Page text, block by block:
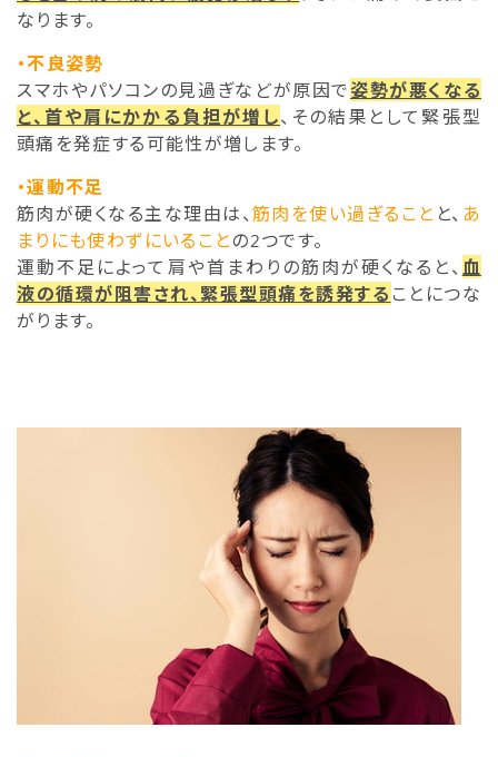
なります。
・不良姿勢
スマホやパソコンの見過ぎなどが原因で姿勢が悪くなる
と、首や肩にかかる負担が増し、その結果として緊張型
頭痛を発症する可能性が増します。
・運動不足
筋肉が硬くなる主な理由は、筋肉を使い過ぎること と、 あ
まりにも使わずにいることの2つです。
運動不足によって肩や首まわりの筋肉が硬くなると、 血
液の循環が阻害され、緊張型頭痛を誘発する ことにつな
がります。